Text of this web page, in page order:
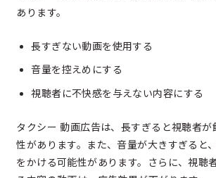
あります。
長すぎない動画を使用する
音量を控えめにする
視聴者に不快感を与えない内容にする
タクシー 動画広告は、長すぎると視聴者
性があります。また、音量が大きすぎると
をかける可能性があります。さらに、視聴